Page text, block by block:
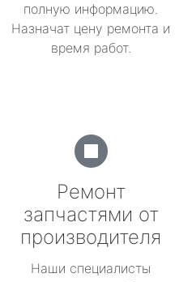
полную информацию.
Назначат цену ремонта и
время работ.
Ремонт
запчастями от
производителя
Наши специалисты